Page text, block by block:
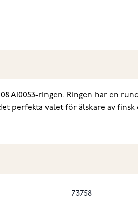
ringen. Ringen har en
perfekta valet för älskare av
73758